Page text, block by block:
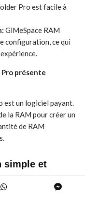
Pro est facile à
GiMeSpace RAM
configuration, ce qui
Pro présente
est un logiciel payant.
la RAM pour créer un
de RAM
simple et